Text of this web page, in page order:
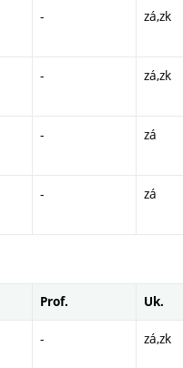
- zá,zk
- zá,zk
- zá
- zá
Prof. Uk.
- zá,zk